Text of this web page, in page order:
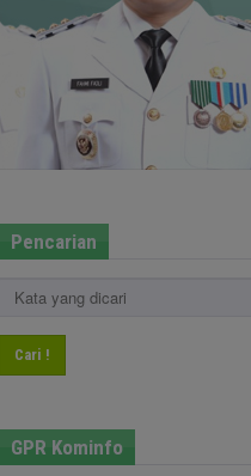
Pencarian
Cari !
GPR Kominfo